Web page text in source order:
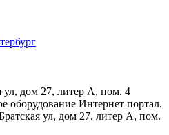
ул, дом 27, литер А, пом. 4
Интернет портал.
ул, дом 27, литер А, пом.